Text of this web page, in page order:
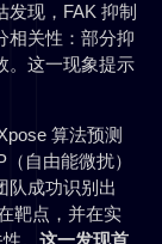
现，FAK 抑制
相关性：部分抑
。这一现象提示
算法预测
自由能微扰）
队成功识别出
靶点，并在实